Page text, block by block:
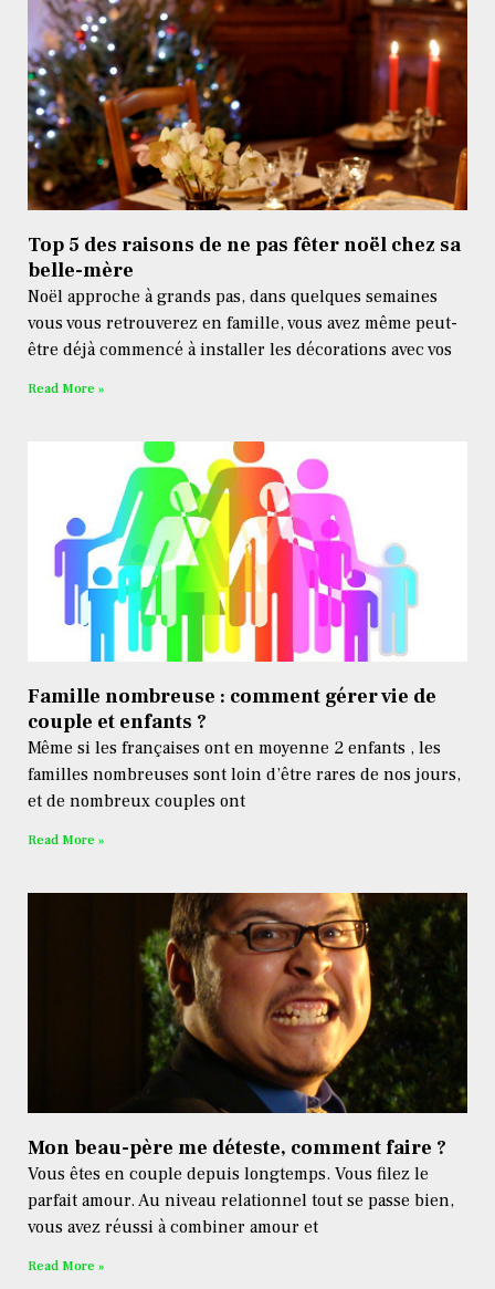
Top 5 des raisons de ne pas fêter noël chez sa
belle-mère
Noël approche à grands pas, dans quelques semaines
vous vous retrouverez en famille, vous avez même peut-
être déjà commencé à installer les décorations avec vos
Read More »
Famille nombreuse : comment gérer vie de
couple et enfants ?
Même si les françaises ont en moyenne 2 enfants , les
familles nombreuses sont loin d’être rares de nos jours,
et de nombreux couples ont
Read More »
Mon beau-père me déteste, comment faire ?
Vous êtes en couple depuis longtemps. Vous filez le
parfait amour. Au niveau relationnel tout se passe bien,
vous avez réussi à combiner amour et
Read More »